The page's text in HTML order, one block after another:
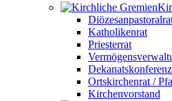
Katholikenrat
Priesterrat
Dekanatskonferenz
Ortskirchenrat /
Kirchenvorstand